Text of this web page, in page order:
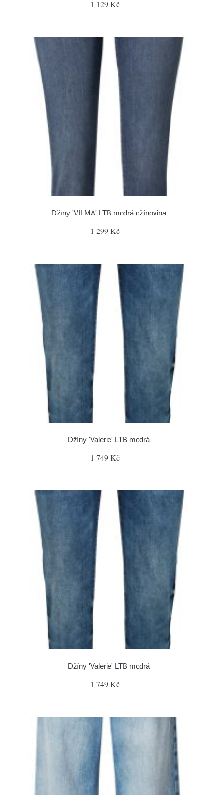
1 129 Kč
Džíny 'VILMA' LTB modrá džínovina
1 299 Kč
Džíny 'Valerie' LTB modrá
1 749 Kč
Džíny 'Valerie' LTB modrá
1 749 Kč